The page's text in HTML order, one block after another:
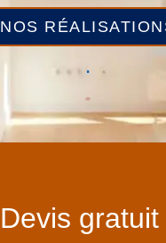
NOS
Devis gratuit